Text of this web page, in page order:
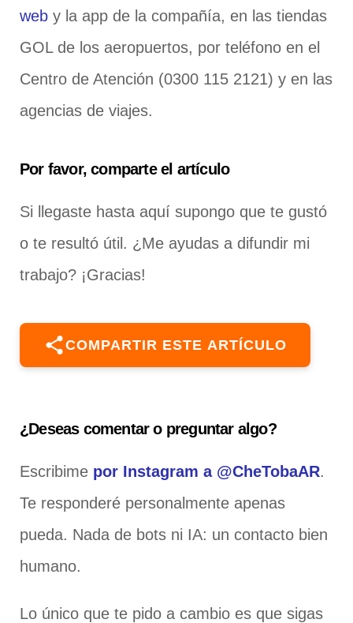
web y la app de la compañía, en las tiendas
GOL de los aeropuertos, por teléfono en el
Centro de Atención (0300 115 2121) y en las
agencias de viajes.
Por favor, comparte el artículo
Si llegaste hasta aquí supongo que te gustó
o te resultó útil. ¿Me ayudas a difundir mi
trabajo? ¡Gracias!
COMPARTIR ESTE ARTÍCULO
¿Deseas comentar o preguntar algo?
Escribime por Instagram a @CheTobaAR.
Te responderé personalmente apenas
pueda. Nada de bots ni IA: un contacto bien
humano.
Lo único que te pido a cambio es que sigas